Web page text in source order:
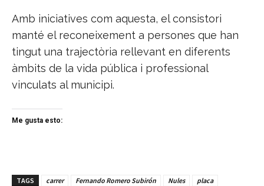
Amb iniciatives com aquesta, el consistori
manté el reconeixement a persones que han
tingut una trajectòria rellevant en diferents
àmbits de la vida pública i professional
vinculats al municipi.
Me gusta esto:
TAGS carrer Fernando Romero Subirón Nules
placa